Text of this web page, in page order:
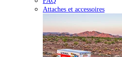
Attaches et accessoires